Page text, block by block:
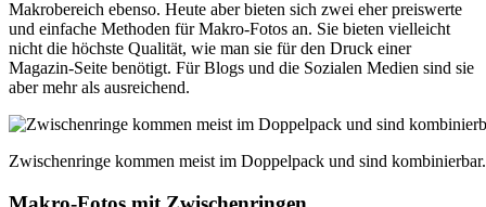
Makrobereich ebenso. Heute aber bieten sich zwei eher preiswerte
und einfache Methoden für Makro-Fotos an. Sie bieten vielleicht
nicht die höchste Qualität, wie man sie für den Druck einer
Magazin-Seite benötigt. Für Blogs und die Sozialen Medien sind sie
aber mehr als ausreichend.
Zwischenringe kommen meist im Doppelpack und sind kombinierbar.